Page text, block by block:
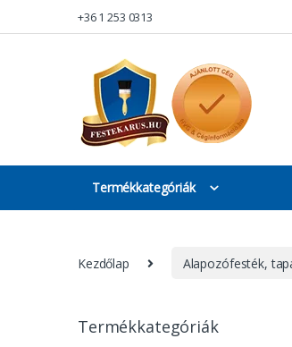
Skip to navigation
Skip to content+36 1 253 0313
Termékkategóriák
Kezdőlap Alapozófesték,
Termékkategóriák